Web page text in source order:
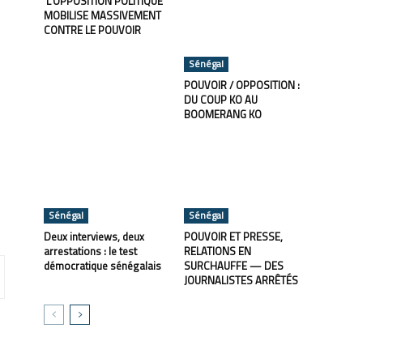
MOBILISE MASSIVEMENT
CONTRE LE POUVOIR
Sénégal
POUVOIR / OPPOSITION :
DU COUP KO AU
BOOMERANG KO
Sénégal
Deux interviews, deux
arrestations : le test
démocratique sénégalais
Sénégal
POUVOIR ET PRESSE,
RELATIONS EN
SURCHAUFFE — DES
JOURNALISTES ARRÊTÉS